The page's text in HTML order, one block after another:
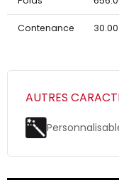
Contenance
AUTRES